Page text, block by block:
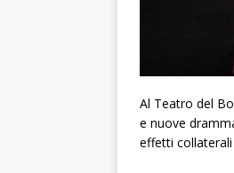
Al Teatro del
e nuove
effetti